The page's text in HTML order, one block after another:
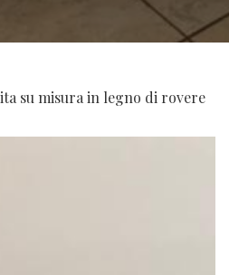
su misura in legno di rovere